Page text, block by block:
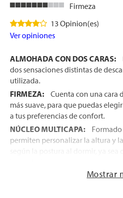
Firmeza
13 Opinion(es)
Ver opiniones
ALMOHADA CON DOS CARAS:
dos sensaciones distintas de
utilizada.
FIRMEZA:
Cuenta con una cara
más suave, para que puedas
a tus preferencias de confort.
NÚCLEO MULTICAPA:
permiten personalizar la altura y
según la postura al dormir, ya sea
La
Mostrar